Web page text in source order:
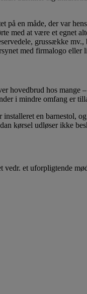
på en måde, der var
med at være et egnet
grussække
med firmalogo eller
hovedbrud hos
i mindre omfang er
installeret en barnestol,
kørsel udløser ikke
et uforpligtende